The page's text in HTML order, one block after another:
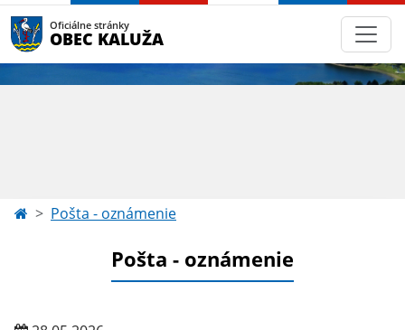
Oficiálne stránky
OBEC KALUŽA
Pošta - oznámenie
Pošta - oznámenie